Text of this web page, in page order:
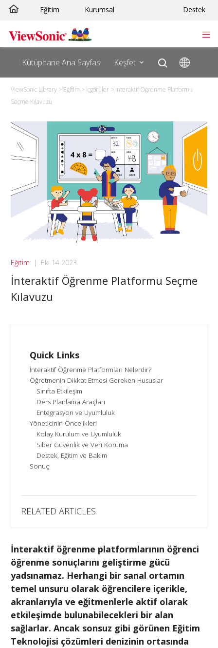
Eğitim Kurumsal Destek
Kütüphane Ana Sayfası Keşfet
ViewSonic Library > Eğitim > İçgörüler > İnteraktif Öğrenme Platformu
Seçme Kılavuzu
Eğitim | Eki 14 2023
İnteraktif Öğrenme Platformu Seçme
Kılavuzu
Quick Links
İnteraktif Öğrenme Platformları Nelerdir?
Öğretmenin Dikkat Etmesi Gereken Hususlar
Sınıfta Etkileşim
Ders Planlama Araçları
Entegrasyon ve Uyumluluk
Yöneticinin Öncelikleri
Kolay Kurulum ve Uyumluluk
Siber Güvenlik ve Veri Koruma
Destek, Eğitim ve Bakım
Sonuç
RELATED ARTICLES
İnteraktif öğrenme platformlarının öğrenci
öğrenme sonuçlarını geliştirme gücü
yadsınamaz. Herhangi bir sanal ortamın
temel unsuru olarak öğrencilere içerikle,
akranlarıyla ve eğitmenlerle aktif olarak
etkileşimde bulunabilecekleri bir alan
sağlarlar. Ancak sonsuz gibi görünen Eğitim
Teknolojisi çözümleri denizinin ortasında